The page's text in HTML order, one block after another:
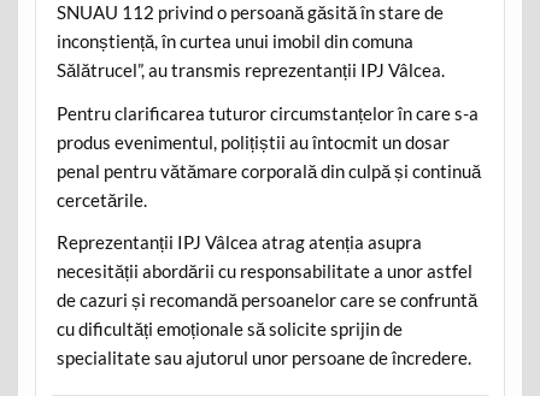
SNUAU 112 privind o persoană găsită în stare de
inconștiență, în curtea unui imobil din comuna
Sălătrucel”, au transmis reprezentanții IPJ Vâlcea.
Pentru clarificarea tuturor circumstanțelor în care s-a
produs evenimentul, polițiștii au întocmit un dosar
penal pentru vătămare corporală din culpă și continuă
cercetările.
Reprezentanții IPJ Vâlcea atrag atenția asupra
necesității abordării cu responsabilitate a unor astfel
de cazuri și recomandă persoanelor care se confruntă
cu dificultăți emoționale să solicite sprijin de
specialitate sau ajutorul unor persoane de încredere.